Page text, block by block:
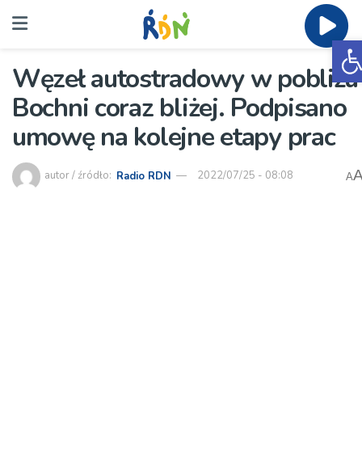
Węzeł autostradowy w pobliżu
Bochni coraz bliżej. Podpisano
umowę na kolejne etapy prac
autor / źródło: Radio RDN 2022/07/25 - 08:08 A